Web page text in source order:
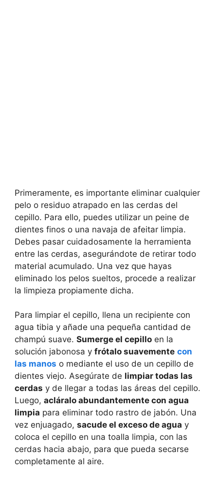
Primeramente, es importante eliminar cualquier
pelo o residuo atrapado en las cerdas del
cepillo. Para ello, puedes utilizar un peine de
dientes finos o una navaja de afeitar limpia.
Debes pasar cuidadosamente la herramienta
entre las cerdas, asegurándote de retirar todo
material acumulado. Una vez que hayas
eliminado los pelos sueltos, procede a realizar
la limpieza propiamente dicha.
Para limpiar el cepillo, llena un recipiente con
agua tibia y añade una pequeña cantidad de
champú suave. Sumerge el cepillo en la
solución jabonosa y frótalo suavemente con
las manos o mediante el uso de un cepillo de
dientes viejo. Asegúrate de limpiar todas las
cerdas y de llegar a todas las áreas del cepillo.
Luego, acláralo abundantemente con agua
limpia para eliminar todo rastro de jabón. Una
vez enjuagado, sacude el exceso de agua y
coloca el cepillo en una toalla limpia, con las
cerdas hacia abajo, para que pueda secarse
completamente al aire.